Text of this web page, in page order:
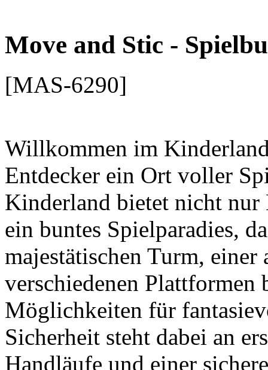
Willkommen im
Entdecker ein Ort voller
Kinderland bietet nicht
majestätischen Turm,
verschiedenen
Möglichkeiten für
Sicherheit steht dabei an
Handläufe und einer
Rutsche sorgt für extra
motorische Fähigkeiten.
Die leuchtenden Farben